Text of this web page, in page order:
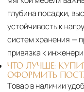
глубина посадки,
устойчивость к
систем хранения —
привязка к
ЧТО ЛУЧШЕ:
ОФОРМИТЬ
Товар в наличии